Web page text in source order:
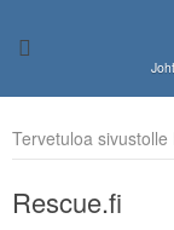
Tervetuloa
Rescue.fi